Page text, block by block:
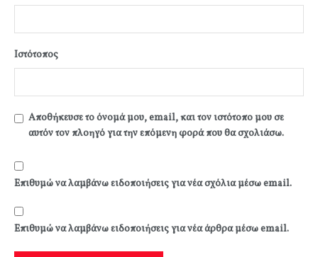
Ιστότοπος
Αποθήκευσε το όνομά μου, email, και τον ιστότοπο μου σε
αυτόν τον πλοηγό για την επόμενη φορά που θα σχολιάσω.
Επιθυμώ να λαμβάνω ειδοποιήσεις για νέα σχόλια μέσω email.
Επιθυμώ να λαμβάνω ειδοποιήσεις για νέα άρθρα μέσω email.